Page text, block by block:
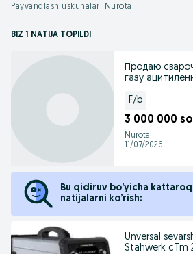
Payvandlash uskunalari Nurota
BIZ 1 NATIJA TOPILDI
Продаю
газу
F/b
3 000 000
Nurota
11/07/2026
Bu qidiruv bo’yicha
natijalarni ko’rish:
Unversal
Stahwerk cTm